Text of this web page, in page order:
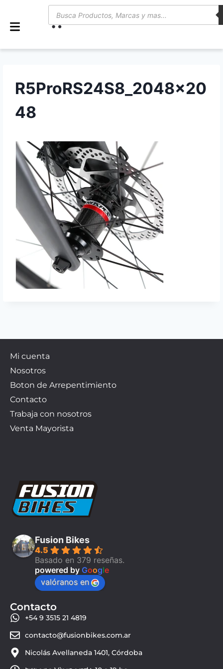
R5ProRS24S8_2048x20
48
Mi cuenta
Nosotros
Boton de Arrepentimiento
Contacto
Trabaja con nosotros
Venta Mayorista
Fusion Bikes
4.5
Basado en 379 reseñas.
powered by Google
valóranos en
Contacto
+54 9 3515 21 4819
contacto@fusionbikes.com.ar
Nicolás Avellaneda 1401, Córdoba